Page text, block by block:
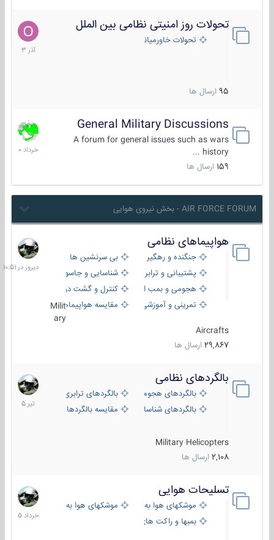
تحولات روز امنیتی نظامی بین الملل
تحولات خاورمیانه
95 ارسال ها
21
آذر
1403
General Military Discussions
A forum for general issues such as wars
history ...
159 ارسال ها
10
خرداد
1400
AIR FORCE FORUM - بخش نیروی هوایی
هواپیماهای نظامی
جنگنده و رهگیر
بی سرنشین ها
پشتیبانی و ترابری
شناسایی و جاسوسی
هجومی و بمب افکن
کنترل و گشت دریایی
تمرینی و آموزشی
مقایسه هواپیماهاMilit
ary
Aircrafts
29,867 ارسال ها
دیروز
در
10:51
بالگردهای نظامی
بالگردهای هجومی
بالگردهای ترابری
بالگردهای شناسایی
مقایسه بالگردها
Military Helicopters
2,108 ارسال ها
22
تیر
1405
تسلیحات هوایی
موشکهای هوا به هوا
موشکهای هوا به سطح
بمبها و راکت های هوایی
30
خرداد
1405